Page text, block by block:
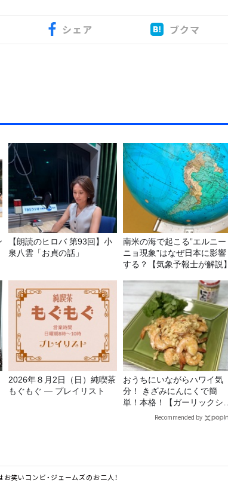
シェア ブクマ
【朗読のヒロバ 第93回】小
泉八雲「お貞の話」
南米の海で起こる”エルニー
ニョ現象”はなぜ日本に影響
する？【気象予報士が解説】
2026年８月2日（日）純喫茶
もぐもぐ ― プレイリスト
おうちにいながらハワイ気
分！ きざみにんにくで簡
単！本格！【ガーリックシュ
リンプ】 桃屋のかんたんレ
Recommended by
笑いコンビ・ジェームズのお二人！